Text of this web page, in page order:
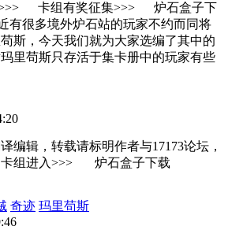
卡组有奖征集>>> 炉石盒子下
多境外炉石站的玩家不约而同将
斯，今天我们就为大家选编了其中的
里苟斯只存活于集卡册中的玩家有些
编辑，转载请标明作者与17173论坛，
组进入>>> 炉石盒子下载
奇迹 玛里苟斯